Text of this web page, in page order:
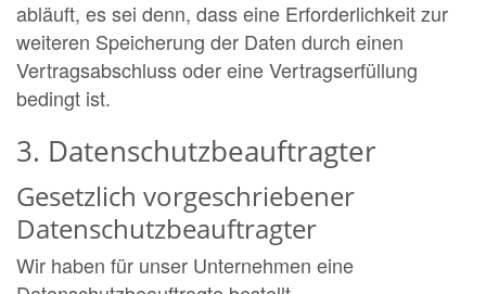
abläuft, es sei denn, dass eine Erforderlichkeit zur
weiteren Speicherung der Daten durch einen
Vertragsabschluss oder eine Vertragserfüllung
bedingt ist.
3. Datenschutzbeauftragter
Gesetzlich vorgeschriebener
Datenschutzbeauftragter
Wir haben für unser Unternehmen eine